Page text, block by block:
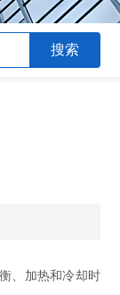
、加热和冷却时